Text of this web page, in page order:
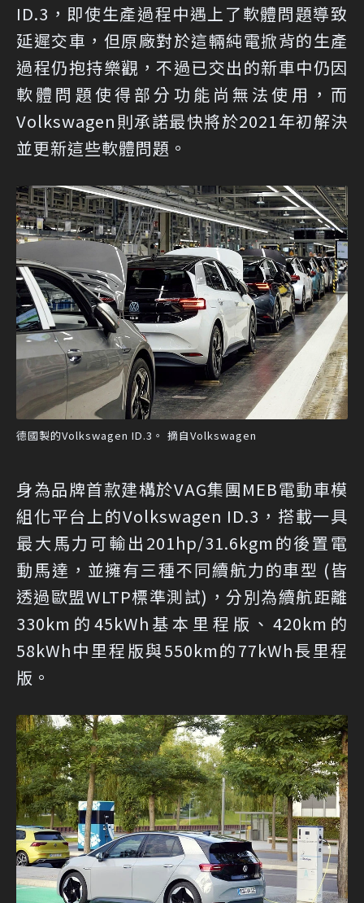
ID.3，即使生產過程中遇上了軟體問題導致
延遲交車，但原廠對於這輛純電掀背的生產
過程仍抱持樂觀，不過已交出的新車中仍因
軟體問題使得部分功能尚無法使用，而
Volkswagen則承諾最快將於2021年初解決
並更新這些軟體問題。
德國製的Volkswagen ID.3。 摘自Volkswagen
身為品牌首款建構於VAG集團MEB電動車模
組化平台上的Volkswagen ID.3，搭載一具
最大馬力可輸出201hp/31.6kgm的後置電
動馬達，並擁有三種不同續航力的車型 (皆
透過歐盟WLTP標準測試)，分別為續航距離
330km的45kWh基本里程版、420km的
58kWh中里程版與550km的77kWh長里程
版。